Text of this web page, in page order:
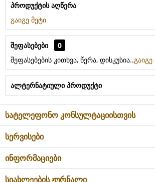
პროდუქტის აღწერა
გაიგე მეტი
შეფასებები
0
შეფასებების კითხვა, წერა, დისკუსია..გაიგე
ალტერნატიული პროდუქტი
სატელეფონო კონსულტაციისთვის
სერვისები
ინფორმაციები
სიახლეების ჟურნალი